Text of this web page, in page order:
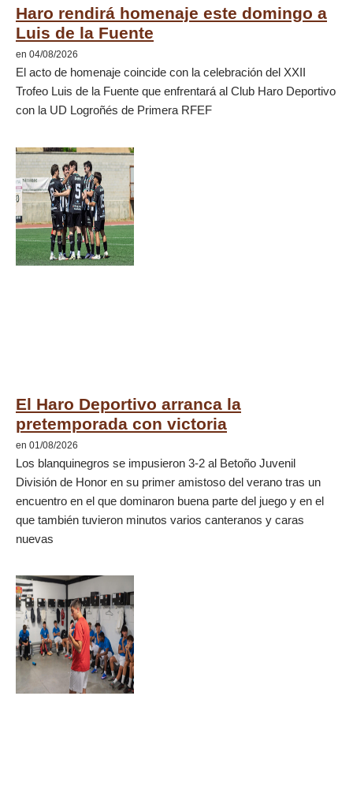
Haro rendirá homenaje este domingo a
Luis de la Fuente
en 04/08/2026
El acto de homenaje coincide con la celebración del XXII
Trofeo Luis de la Fuente que enfrentará al Club Haro Deportivo
con la UD Logroñés de Primera RFEF
El Haro Deportivo arranca la
pretemporada con victoria
en 01/08/2026
Los blanquinegros se impusieron 3-2 al Betoño Juvenil
División de Honor en su primer amistoso del verano tras un
encuentro en el que dominaron buena parte del juego y en el
que también tuvieron minutos varios canteranos y caras
nuevas